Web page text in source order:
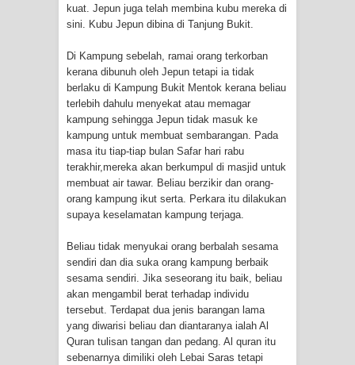
kuat. Jepun juga telah membina kubu mereka di
sini. Kubu Jepun dibina di Tanjung Bukit.
Di Kampung sebelah, ramai orang terkorban
kerana dibunuh oleh Jepun tetapi ia tidak
berlaku di Kampung Bukit Mentok kerana beliau
terlebih dahulu menyekat atau memagar
kampung sehingga Jepun tidak masuk ke
kampung untuk membuat sembarangan. Pada
masa itu tiap-tiap bulan Safar hari rabu
terakhir,mereka akan berkumpul di masjid untuk
membuat air tawar. Beliau berzikir dan orang-
orang kampung ikut serta. Perkara itu dilakukan
supaya keselamatan kampung terjaga.
Beliau tidak menyukai orang berbalah sesama
sendiri dan dia suka orang kampung berbaik
sesama sendiri. Jika seseorang itu baik, beliau
akan mengambil berat terhadap individu
tersebut. Terdapat dua jenis barangan lama
yang diwarisi beliau dan diantaranya ialah Al
Quran tulisan tangan dan pedang. Al quran itu
sebenarnya dimiliki oleh Lebai Saras tetapi